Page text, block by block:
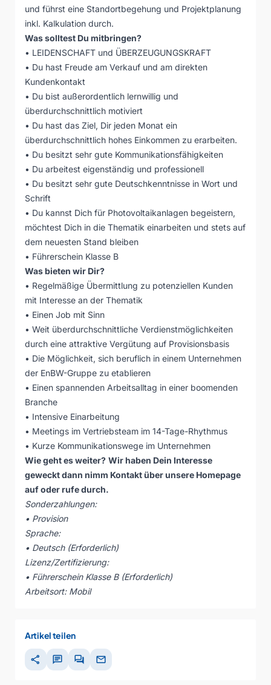
und führst eine Standortbegehung und Projektplanung
inkl. Kalkulation durch.
Was solltest Du mitbringen?
• LEIDENSCHAFT und ÜBERZEUGUNGSKRAFT
• Du hast Freude am Verkauf und am direkten
Kundenkontakt
• Du bist außerordentlich lernwillig und
überdurchschnittlich motiviert
• Du hast das Ziel, Dir jeden Monat ein
überdurchschnittlich hohes Einkommen zu erarbeiten.
• Du besitzt sehr gute Kommunikationsfähigkeiten
• Du arbeitest eigenständig und professionell
• Du besitzt sehr gute Deutschkenntnisse in Wort und
Schrift
• Du kannst Dich für Photovoltaikanlagen begeistern,
möchtest Dich in die Thematik einarbeiten und stets auf
dem neuesten Stand bleiben
• Führerschein Klasse B
Was bieten wir Dir?
• Regelmäßige Übermittlung zu potenziellen Kunden
mit Interesse an der Thematik
• Einen Job mit Sinn
• Weit überdurchschnittliche Verdienstmöglichkeiten
durch eine attraktive Vergütung auf Provisionsbasis
• Die Möglichkeit, sich beruflich in einem Unternehmen
der EnBW-Gruppe zu etablieren
• Einen spannenden Arbeitsalltag in einer boomenden
Branche
• Intensive Einarbeitung
• Meetings im Vertriebsteam im 14-Tage-Rhythmus
• Kurze Kommunikationswege im Unternehmen
Wie geht es weiter? Wir haben Dein Interesse
geweckt dann nimm Kontakt über unsere Homepage
auf oder rufe durch.
Sonderzahlungen:
• Provision
Sprache:
• Deutsch (Erforderlich)
Lizenz/Zertifizierung:
• Führerschein Klasse B (Erforderlich)
Arbeitsort: Mobil
Artikel teilen
share chat forum mail